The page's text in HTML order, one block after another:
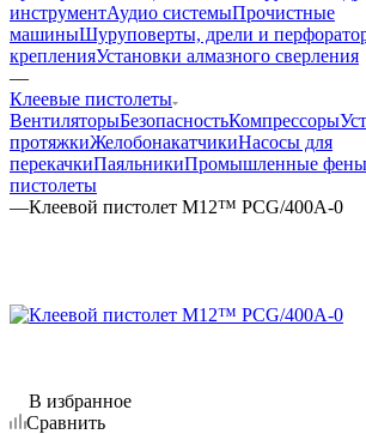
инструментАудио системыПрочистные
машиныШуруповерты, дрели и
крепленияУстановки алмазного сверления
—
Клеевые пистолеты
ВентиляторыБезопасностьКомпрессоры
протяжкиЖелобонакатчикиНасосы для
перекачкиПаяльникиПромышленные фены
пистолеты
—Клеевой пистолет M12™ PCG/400A-0
В избранное
Сравнить